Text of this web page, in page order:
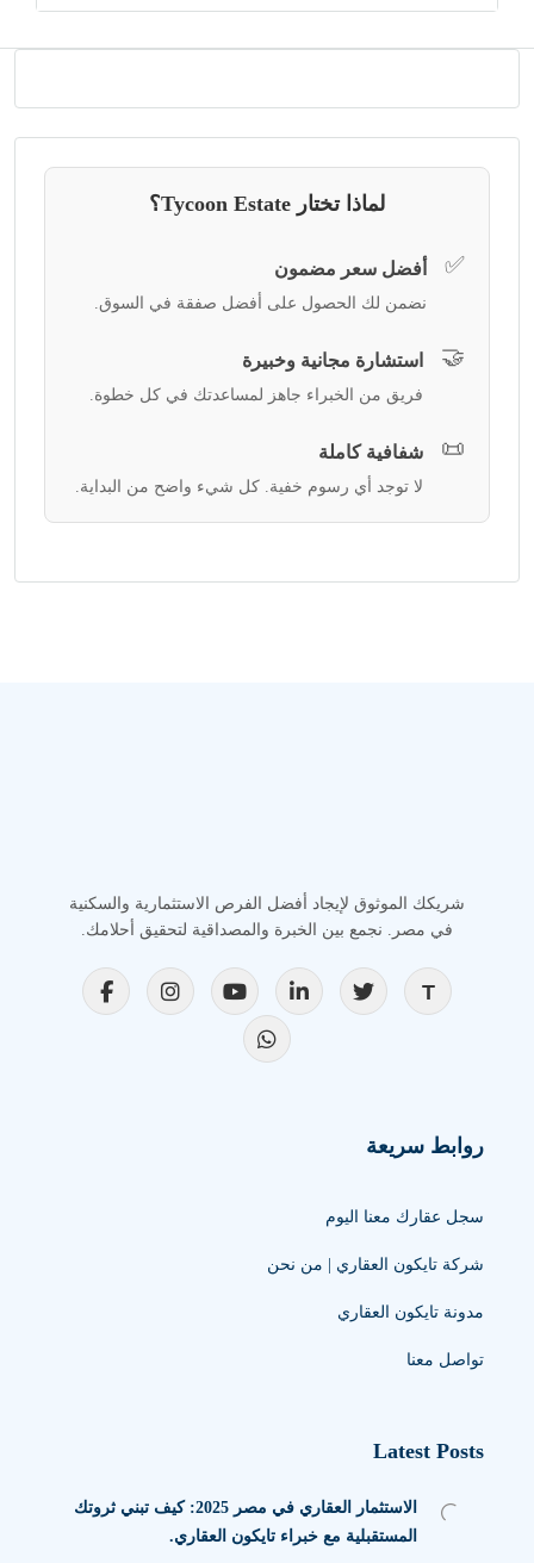
لماذا تختار Tycoon Estate؟
✅ أفضل سعر مضمون
نضمن لك الحصول على أفضل صفقة في السوق.
🤝 استشارة مجانية وخبيرة
فريق من الخبراء جاهز لمساعدتك في كل خطوة.
📜 شفافية كاملة
لا توجد أي رسوم خفية. كل شيء واضح من البداية.
شريكك الموثوق لإيجاد أفضل الفرص الاستثمارية والسكنية
في مصر. نجمع بين الخبرة والمصداقية لتحقيق أحلامك.
روابط سريعة
سجل عقارك معنا اليوم
شركة تايكون العقاري | من نحن
مدونة تايكون العقاري
تواصل معنا
Latest Posts
الاستثمار العقاري في مصر 2025: كيف تبني ثروتك
المستقبلية مع خبراء تايكون العقاري.